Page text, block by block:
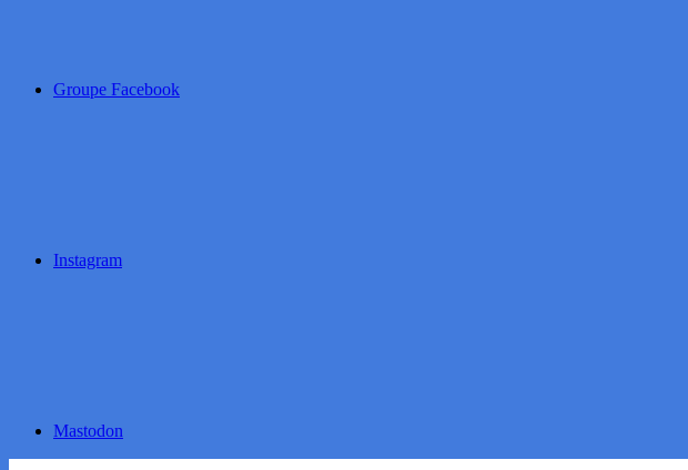
Groupe Facebook
Instagram
Mastodon